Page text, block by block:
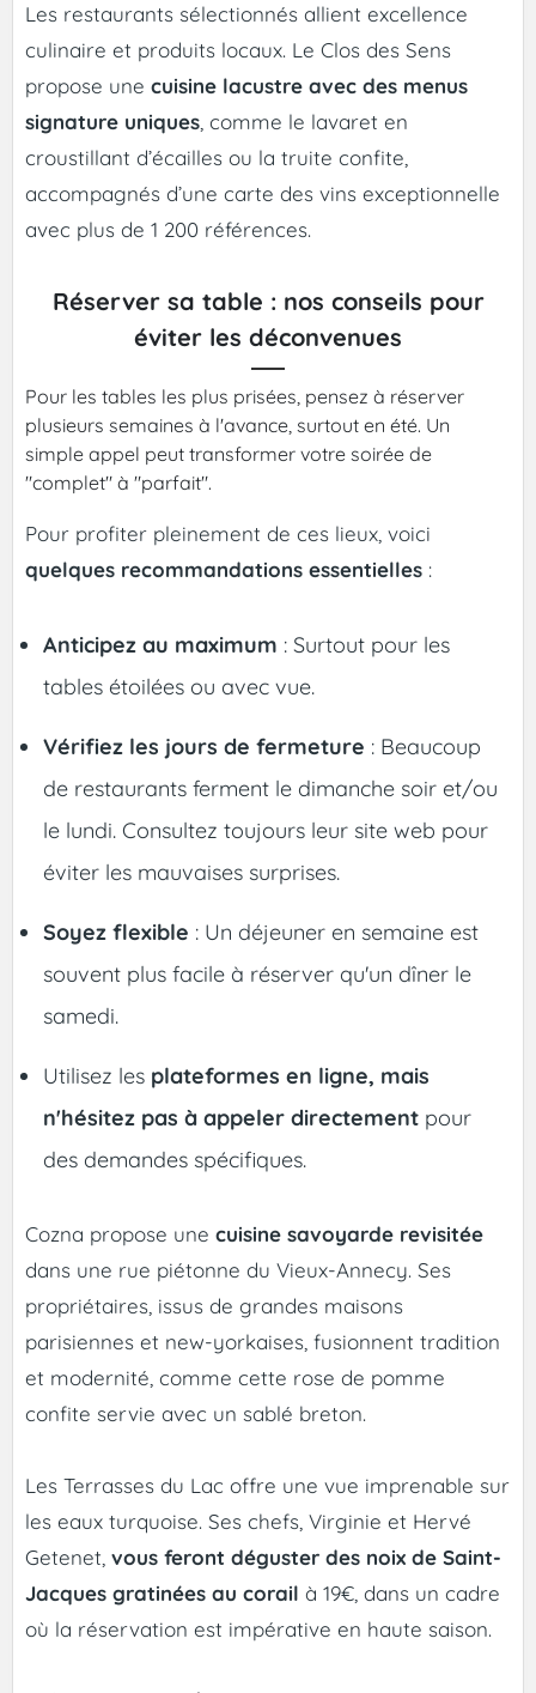
Les restaurants sélectionnés allient excellence
culinaire et produits locaux. Le Clos des Sens
propose une cuisine lacustre avec des menus
signature uniques , comme le lavaret en
croustillant d’écailles ou la truite confite,
accompagnés d’une carte des vins exceptionnelle
avec plus de 1 200 références.
Réserver sa table : nos conseils pour
éviter les déconvenues
Pour les tables les plus prisées, pensez à réserver
plusieurs semaines à l'avance, surtout en été. Un
simple appel peut transformer votre soirée de
"complet" à "parfait".
Pour profiter pleinement de ces lieux, voici
quelques recommandations essentielles :
Anticipez au maximum : Surtout pour les
tables étoilées ou avec vue.
Vérifiez les jours de fermeture : Beaucoup
de restaurants ferment le dimanche soir et/ou
le lundi. Consultez toujours leur site web pour
éviter les mauvaises surprises.
Soyez flexible : Un déjeuner en semaine est
souvent plus facile à réserver qu'un dîner le
samedi.
Utilisez les plateformes en ligne, mais
n'hésitez pas à appeler directement pour
des demandes spécifiques.
Cozna propose une cuisine savoyarde revisitée
dans une rue piétonne du Vieux-Annecy. Ses
propriétaires, issus de grandes maisons
parisiennes et new-yorkaises, fusionnent tradition
et modernité, comme cette rose de pomme
confite servie avec un sablé breton.
Les Terrasses du Lac offre une vue imprenable sur
les eaux turquoise. Ses chefs, Virginie et Hervé
Getenet, vous feront déguster des noix de Saint-
Jacques gratinées au corail à 19€, dans un cadre
où la réservation est impérative en haute saison.